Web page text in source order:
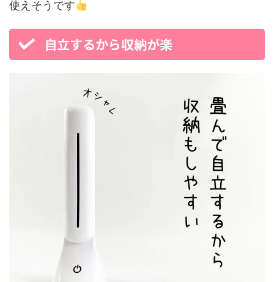
使えそうです
自立するから収納が楽